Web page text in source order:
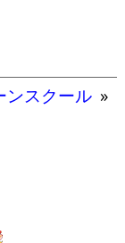
ンスクール »